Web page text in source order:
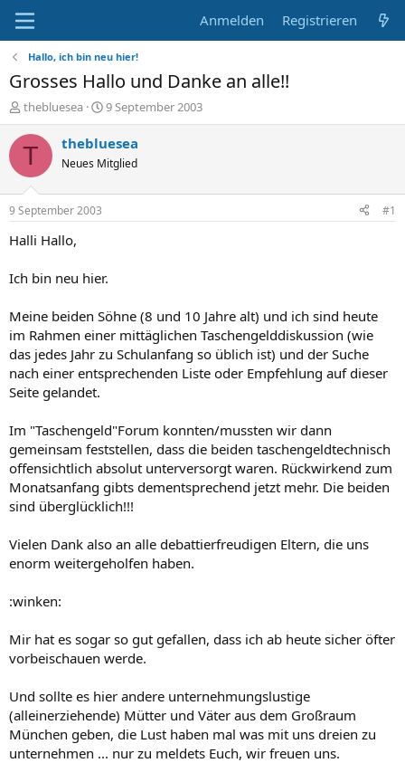
Anmelden Registrieren
Hallo, ich bin neu hier!
Grosses Hallo und Danke an alle!!
E
r
s
l
e
r
thebluesea
E
r
s
t
e
t
9 September 2003
T thebluesea
Neues Mitglied
9 September 2003 #1
Halli Hallo,
Ich bin neu hier.
Meine beiden Söhne (8 und 10 Jahre alt) und ich sind heute
im Rahmen einer mittäglichen Taschengelddiskussion (wie
das jedes Jahr zu Schulanfang so üblich ist) und der Suche
nach einer entsprechenden Liste oder Empfehlung auf dieser
Seite gelandet.
Im "Taschengeld"Forum konnten/mussten wir dann
gemeinsam feststellen, dass die beiden taschengeldtechnisch
offensichtlich absolut unterversorgt waren. Rückwirkend zum
Monatsanfang gibts dementsprechend jetzt mehr. Die beiden
sind überglücklich!!!
Vielen Dank also an alle debattierfreudigen Eltern, die uns
enorm weitergeholfen haben.
:winken:
Mir hat es sogar so gut gefallen, dass ich ab heute sicher öfter
vorbeischauen werde.
Und sollte es hier andere unternehmungslustige
(alleinerziehende) Mütter und Väter aus dem Großraum
München geben, die Lust haben mal was mit uns dreien zu
unternehmen ... nur zu meldets Euch, wir freuen uns.